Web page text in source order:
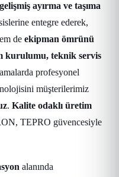
gelişmiş ayırma ve taşıma
entegre ederek,
de ekipman ömrünü
kurulumu, teknik servis
profesyonel
müşterilerimiz
. Kalite odaklı üretim
TEPRO güvencesiyle
alanında